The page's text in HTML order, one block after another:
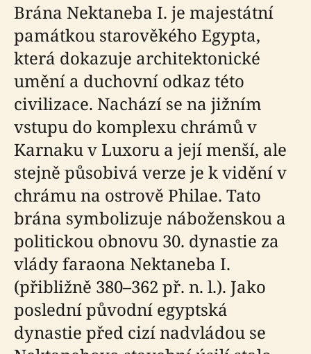
Brána Nektaneba I. je majestátní
památkou starověkého Egypta,
která dokazuje architektonické
umění a duchovní odkaz této
civilizace. Nachází se na jižním
vstupu do komplexu chrámů v
Karnaku v Luxoru a její menší, ale
stejně působivá verze je k vidění v
chrámu na ostrově Philae. Tato
brána symbolizuje náboženskou a
politickou obnovu 30. dynastie za
vlády faraona Nektaneba I.
(přibližně 380–362 př. n. l.). Jako
poslední původní egyptská
dynastie před cizí nadvládou se